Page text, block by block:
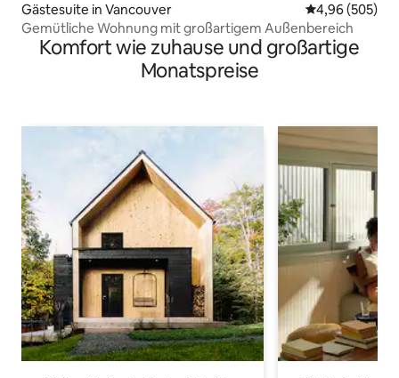
Gästesuite in Vancouver
4,96 (505)
Gemütliche Wohnung mit großartigem Außenbereich
Komfort wie zuhause und großartige
Monatspreise